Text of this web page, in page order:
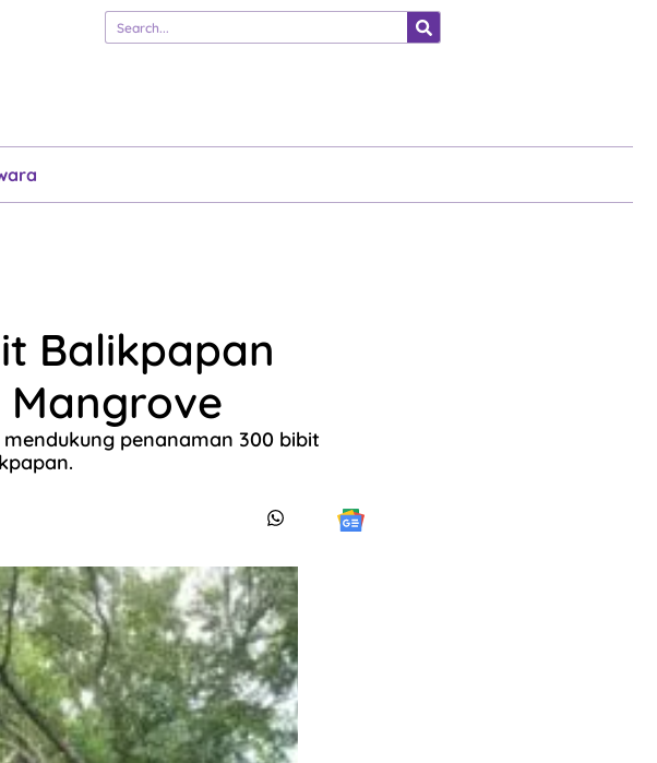
Balikpapan
Mangrove
penanaman 300 bibit